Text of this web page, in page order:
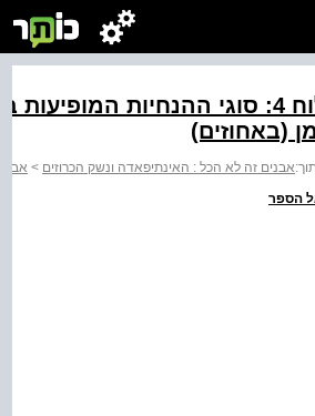
לוח ‭:4‬ סוגי ההנחיות
(באחוזים)
אבנים זה לא הכל : האינתיפאדה ונשק הכרוזים >
הספר